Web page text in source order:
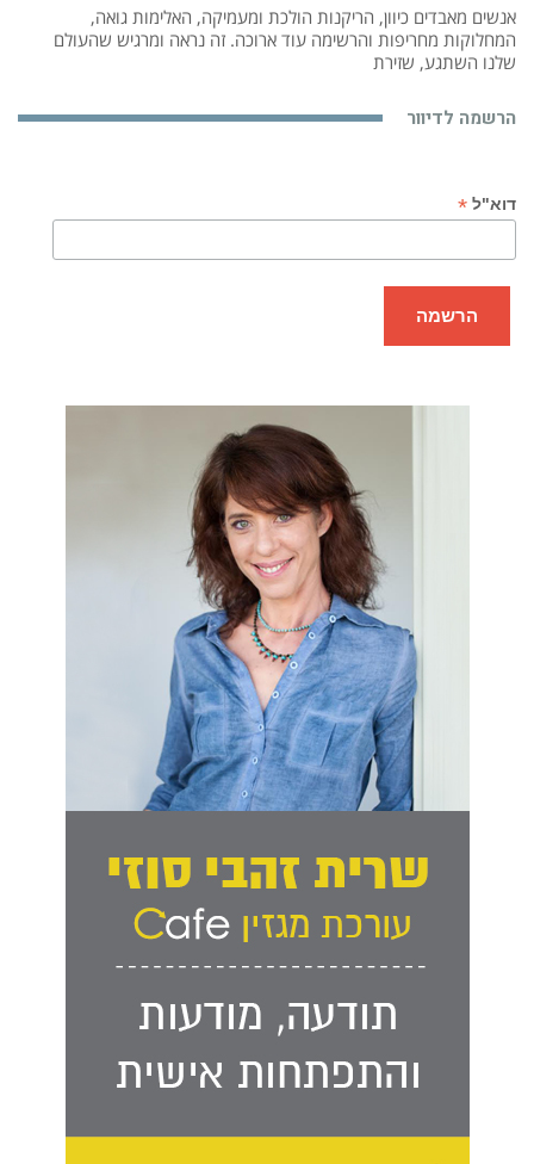
אנשים מאבדים כיוון, הריקנות הולכת ומעמיקה, האלימות גואה,
המחלוקות מחריפות והרשימה עוד ארוכה. זה נראה ומרגיש שהעולם
שלנו השתגע, שזירת
הרשמה לדיוור
דוא"ל *